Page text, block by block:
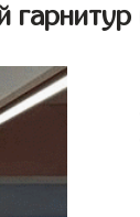
гарнитур